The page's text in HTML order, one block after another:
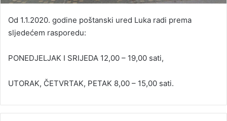
Od 1.1.2020. godine poštanski ured Luka radi prema
sljedećem rasporedu:
PONEDJELJAK I SRIJEDA 12,00 – 19,00 sati,
UTORAK, ČETVRTAK, PETAK 8,00 – 15,00 sati.